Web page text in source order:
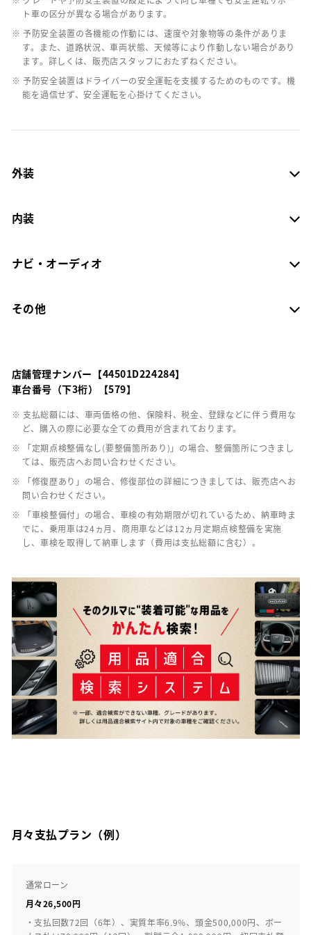
ト車の区分が異なる場合があります。
※ 予防安全装置の各機能の作動には、速度や対象物等の条件がありま
す。また、道路状況、車両状態、天候等により作動しない場合があり
ます。詳しくは、販売店スタッフにおたずねください。
※ 予防安全装置はドライバーの安全運転を支援するためのものです。機
能を過信せず、安全運転を心掛けてください。
外装
内装
ナビ・オーディオ
その他
店舗管理ナンバー【44501D224284】
車台番号（下3桁）【579】
※ 支払総額には、車両価格の他、保険料、税金、登録などに伴う費用な
ど、購入の際に必要な全ての費用が含まれております。
※ 「定期点検整備なし(要整備箇所あり)」の場合、整備箇所につきまし
ては、販売店へお問い合わせください。
※ 「修復歴あり」の場合、修復部位の詳細につきましては、販売店へお
問い合わせください。
※ 「車検整備付」の場合、車検の有効期限が切れているため、納車時ま
でに、乗用車は24ヵ月、商用車などは12ヵ月定期点検整備を実施
し、車検を取得して納車します（費用は支払総額に含む）。
月々支払プラン（例）
通常ローン
月々26,500円
・支払回数72回（6年）、実質年率6.9%、頭金500,000円、ボー